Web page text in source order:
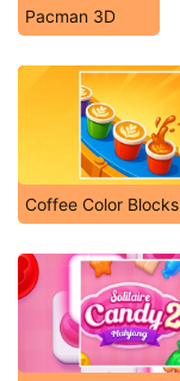
Pacman 3D
Coffee Color Blocks